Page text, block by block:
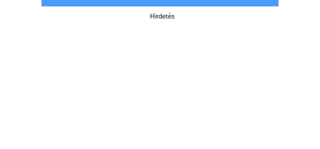
Hirdetés